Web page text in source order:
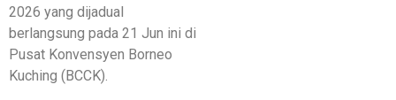
2026 yang dijadual
berlangsung pada 21 Jun ini di
Pusat Konvensyen Borneo
Kuching (BCCK).